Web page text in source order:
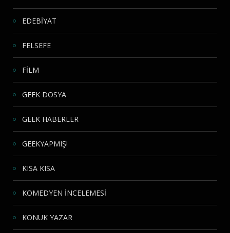
EDEBİYAT
FELSEFE
FİLM
GEEK DOSYA
GEEK HABERLER
GEEKYAPMIŞ!
KISA KISA
KOMEDYEN İNCELEMESİ
KONUK YAZAR